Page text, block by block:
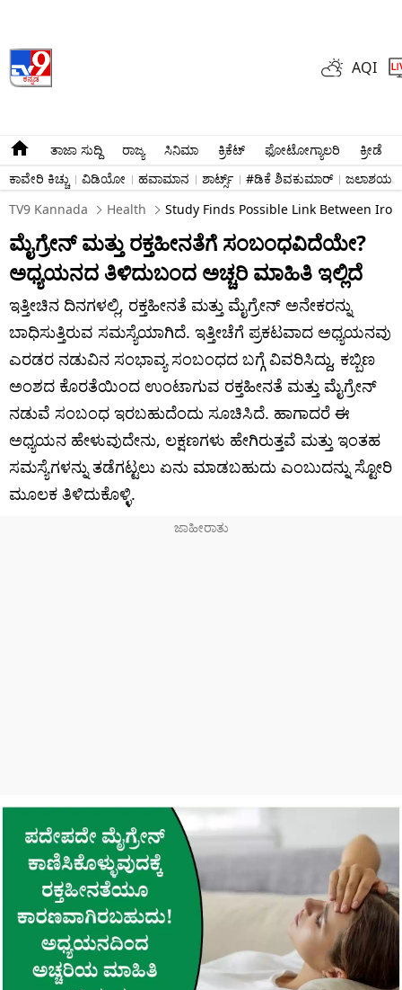
AQI
ತಾಜಾ ಸುದ್ದಿ ರಾಜ್ಯ ಸಿನಿಮಾ ಕ್ರಿಕೆಟ್​ ಫೋಟೋಗ್ಯಾಲರಿ
ಕ್ರೀಡೆ
ಕಾವೇರಿ ಕಿಚ್ಚು
ವಿಡಿಯೋ ಹವಾಮಾನ ಶಾರ್ಟ್ಸ್​ #ಡಿಕೆ ಶಿವಕುಮಾರ್​
TV9 Kannada
Health Study Finds Possible Link Between
ಮೈಗ್ರೇನ್ ಮತ್ತು ರಕ್ತಹೀನತೆಗೆ ಸಂಬಂಧವಿದೆಯೇ?
ಅಧ್ಯಯನದ ತಿಳಿದುಬಂದ ಅಚ್ಚರಿ ಮಾಹಿತಿ ಇಲ್ಲಿದೆ
ಇತ್ತೀಚಿನ ದಿನಗಳಲ್ಲಿ, ರಕ್ತಹೀನತೆ ಮತ್ತು ಮೈಗ್ರೇನ್ ಅನೇಕರನ್ನು
ಬಾಧಿಸುತ್ತಿರುವ ಸಮಸ್ಯೆಯಾಗಿದೆ. ಇತ್ತೀಚೆಗೆ ಪ್ರಕಟವಾದ ಅಧ್ಯಯನವು
ಎರಡರ ನಡುವಿನ ಸಂಭಾವ್ಯ ಸಂಬಂಧದ ಬಗ್ಗೆ ವಿವರಿಸಿದ್ದು, ಕಬ್ಬಿಣ
ಅಂಶದ ಕೊರತೆಯಿಂದ ಉಂಟಾಗುವ ರಕ್ತಹೀನತೆ ಮತ್ತು ಮೈಗ್ರೇನ್
ನಡುವೆ ಸಂಬಂಧ ಇರಬಹುದೆಂದು ಸೂಚಿಸಿದೆ. ಹಾಗಾದರೆ ಈ
ಅಧ್ಯಯನ ಹೇಳುವುದೇನು, ಲಕ್ಷಣಗಳು ಹೇಗಿರುತ್ತವೆ ಮತ್ತು ಇಂತಹ
ಸಮಸ್ಯೆಗಳನ್ನು ತಡೆಗಟ್ಟಲು ಏನು ಮಾಡಬಹುದು ಎಂಬುದನ್ನು ಸ್ಟೋರಿ
ಮೂಲಕ ತಿಳಿದುಕೊಳ್ಳಿ.